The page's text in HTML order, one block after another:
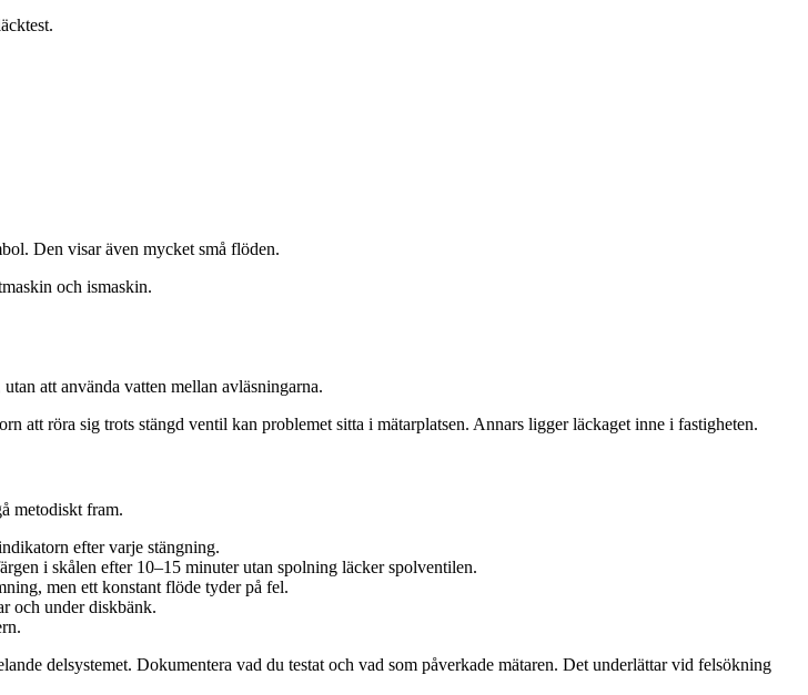
Den visar även mycket små flöden.
och ismaskin.
att använda vatten mellan avläsningarna.
att röra sig trots stängd ventil kan problemet sitta i mätarplatsen. Annars ligger läckaget inne i fastigheten.
metodiskt fram.
efter varje stängning.
i skålen efter 10–15 minuter utan spolning läcker spolventilen.
men ett konstant flöde tyder på fel.
och under diskbänk.
delsystemet. Dokumentera vad du testat och vad som påverkade mätaren. Det underlättar vid felsökning